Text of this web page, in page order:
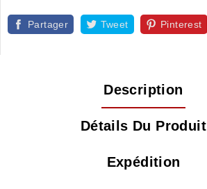
Partager Tweet Pinterest
Description
Détails Du Produit
Expédition